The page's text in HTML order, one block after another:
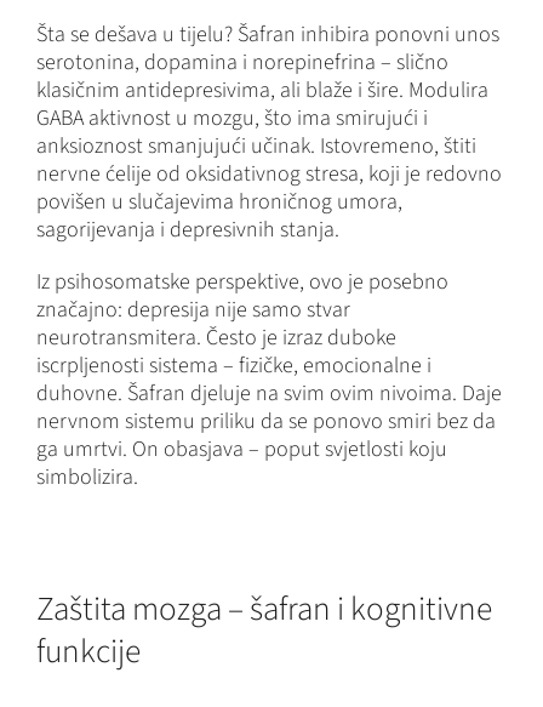
Šta se dešava u tijelu? Šafran inhibira ponovni unos
serotonina, dopamina i norepinefrina – slično
klasičnim antidepresivima, ali blaže i šire. Modulira
GABA aktivnost u mozgu, što ima smirujući i
anksioznost smanjujući učinak. Istovremeno, štiti
nervne ćelije od oksidativnog stresa, koji je redovno
povišen u slučajevima hroničnog umora,
sagorijevanja i depresivnih stanja.
Iz psihosomatske perspektive, ovo je posebno
značajno: depresija nije samo stvar
neurotransmitera. Često je izraz duboke
iscrpljenosti sistema – fizičke, emocionalne i
duhovne. Šafran djeluje na svim ovim nivoima. Daje
nervnom sistemu priliku da se ponovo smiri bez da
ga umrtvi. On obasjava – poput svjetlosti koju
simbolizira.
Zaštita mozga – šafran i kognitivne
funkcije